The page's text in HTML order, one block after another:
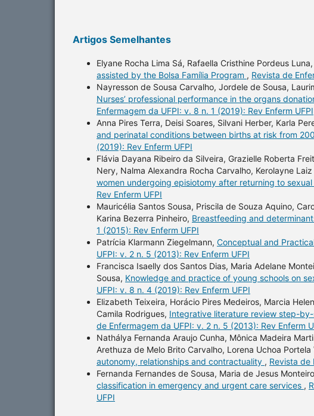
Artigos Semelhantes
Elyane Rocha Lima Sá, Rafaella Cristhine Pordeus Luna,
assisted by the Bolsa Família Program , Revista de
Nayresson de Sousa Carvalho, Jordele de Sousa,
Nurses’ professional performance in the organs
Enfermagem da UFPI: v. 8 n. 1 (2019): Rev Enferm UFPI
Anna Pires Terra, Deisi Soares, Silvani Herber, Karla
and perinatal conditions between births at risk from
(2019): Rev Enferm UFPI
Flávia Dayana Ribeiro da Silveira, Grazielle Roberta
Nery, Nalma Alexandra Rocha Carvalho, Kerolayne
women undergoing episiotomy after returning to
Rev Enferm UFPI
Mauricélia Santos Sousa, Priscila de Souza Aquino,
Karina Bezerra Pinheiro, Breastfeeding and
1 (2015): Rev Enferm UFPI
Patrícia Klarmann Ziegelmann, Conceptual and
UFPI: v. 2 n. 5 (2013): Rev Enferm UFPI
Francisca Isaelly dos Santos Dias, Maria Adelane
Sousa, Knowledge and practice of young schools on
UFPI: v. 8 n. 4 (2019): Rev Enferm UFPI
Elizabeth Teixeira, Horácio Pires Medeiros, Marcia
Camila Rodrigues, Integrative literature review step-
de Enfermagem da UFPI: v. 2 n. 5 (2013): Rev Enferm
Nathálya Fernanda Araujo Cunha, Mônica Madeira
Arethuza de Melo Brito Carvalho, Lorena Uchoa Portela
autonomy, relationships and contractuality , Revista de
Fernanda Fernandes de Sousa, Maria de Jesus
classification in emergency and urgent care services ,
UFPI